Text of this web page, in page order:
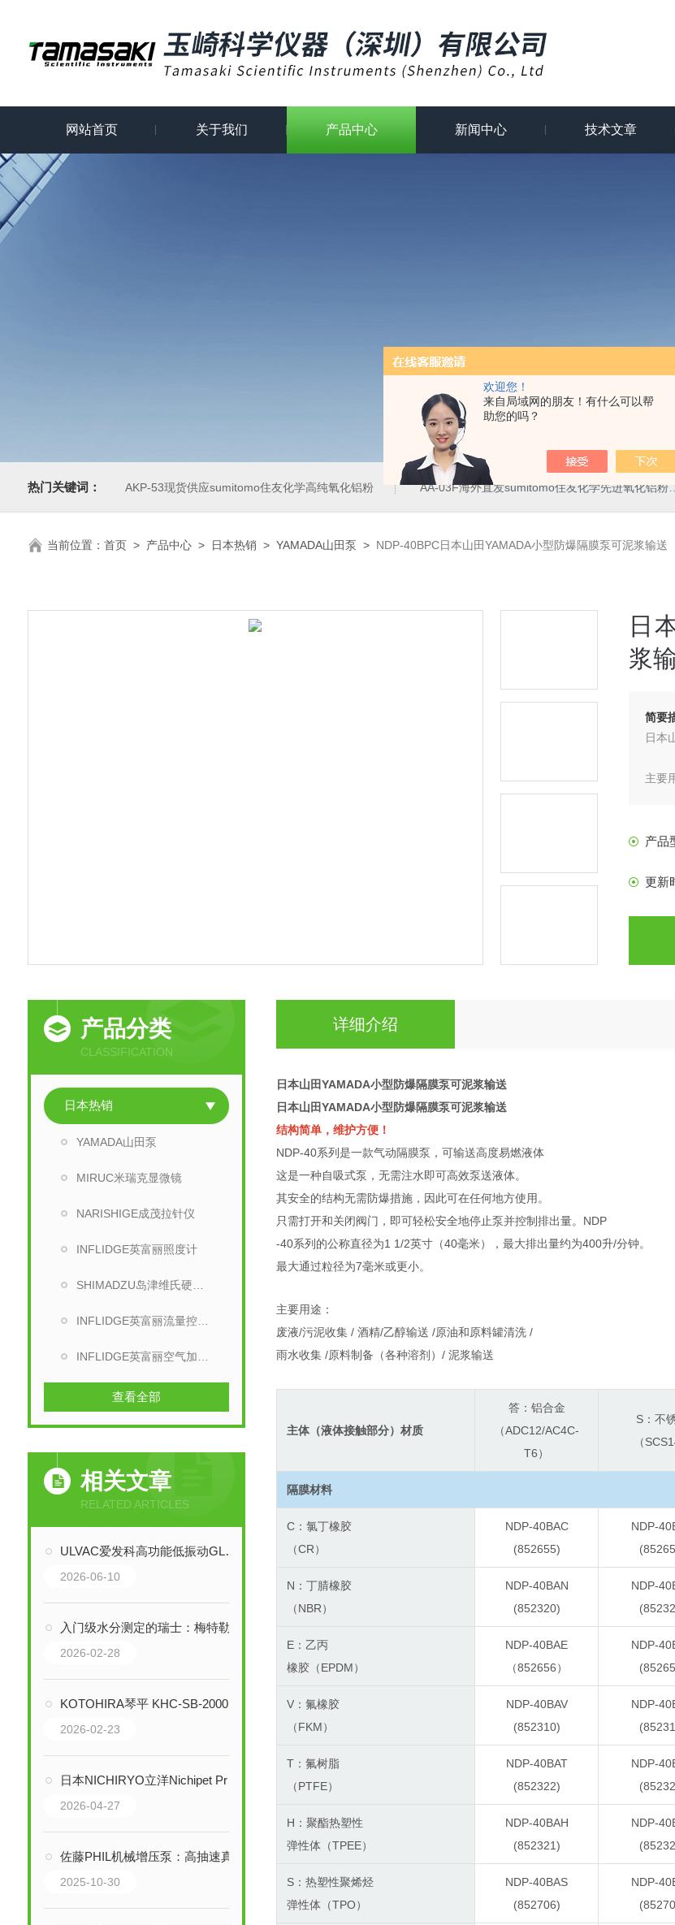
欢迎您！
来自局域网的朋友！有什么可以帮
助您的吗？
网站首页 关于我们 产品中心 新闻中心 技术文章
热门关键词： AKP-53现货供应sumitomo住友化学高纯氧化铝粉 AA-03F海外直发sumitomo住友化学先进氧化铝粉
当前位置： 首页> 产品中心> 日本热销 > YAMADA山田泵 > NDP-40BPC日本山田YAMADA小型防爆隔膜泵可泥浆输送
日
浆
简要
日本
主要
产品
更新
产品分类
CLASSIFICATION
日本热销
YAMADA山田泵
MIRUC米瑞克显微镜
NARISHIGE成茂拉针仪
INFLIDGE英富丽照度计
INFLIDGE英富丽流量控制器
查看全部
相关文章
RELATED ARTICLES
ULVAC爱发科高功能低振动GLD-137油回转真空泵技术解析
2026-06-10
入门级水分测定的瑞士：梅特勒-托利多HE53卤素水分测定仪技术解析
2026-02-28
KOTOHIRA琴平 KHC-SB-2000 静电清除吸尘刷：精密制造环境的静电与微粒
2026-02-23
日本NICHIRYO立洋Nichipet Premium 00-NPP-2超微量移液器技术全解析
2026-04-27
佐藤PHIL机械增压泵：高抽速真空系统的核心引擎
2025-10-30
详细介绍
日本山田YAMADA小型防爆隔膜泵可泥浆输送
日本山田YAMADA小型防爆隔膜泵可泥浆输送
结构简单，维护方便！
NDP-40系列是一款气动隔膜泵，可输送高度易燃液体
这是一种自吸式泵，无需注水即可高效泵送液体。
其安全的结构无需防爆措施，因此可在任何地方使用。
只需打开和关闭阀门，即可轻松安全地停止泵并控制排出量。NDP
-40系列的公称直径为1 1/2英寸（40毫米），最大排出量约为400升/分钟。
最大通过粒径为7毫米或更小。
主要用途：
废液/污泥收集 / 酒精/乙醇输送 /原油和原料罐清洗 /
雨水收集 /原料制备（各种溶剂）/ 泥浆输送
主体（液体接触部分）材质
答：铝合金
（ADC12/AC4C-
T6）
S：不
（
隔膜材料
C：氯丁橡胶
（CR）
NDP-40BAC
(852655)
NDP-
N：丁腈橡胶
（NBR）
NDP-40BAN
(852320)
NDP-
E：乙丙
橡胶（EPDM）
NDP-40BAE
（852656）
NDP-
V：氟橡胶
（FKM）
NDP-40BAV
(852310)
NDP-
T：氟树脂
（PTFE）
NDP-40BAT
(852322)
NDP-
H：聚酯热塑性
弹性体（TPEE）
NDP-40BAH
(852321)
NDP-
S：热塑性聚烯烃
弹性体（TPO）
NDP-40BAS
(852706)
NDP-